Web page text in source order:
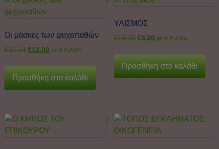
Οι μάσκες των ψυχοπαθών
€16.64 €12.00 με Φ.Π.Α 6%.
Προσθήκη στο καλάθι
ΥΛΙΣΜΟΣ
€13.70 €8.00 με Φ.Π.Α 6%.
Προσθήκη στο καλάθι